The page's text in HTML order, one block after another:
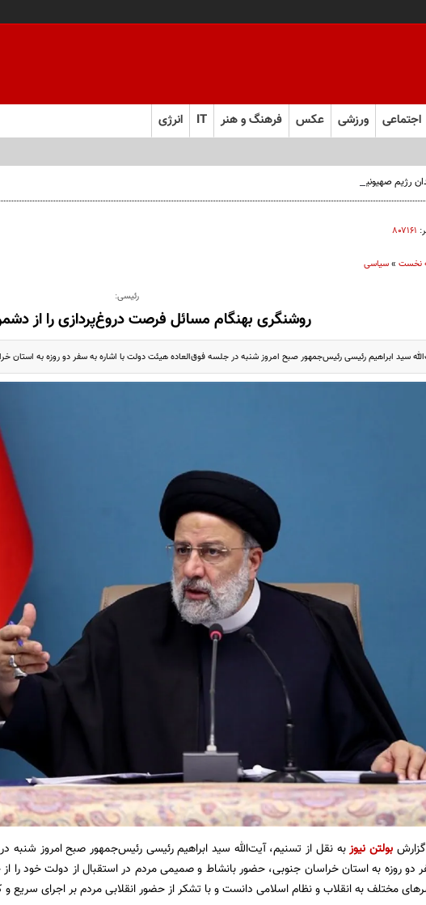
اجتماعی ورزشی عکس فرهنگ و هنر IT انرژی
رژیم صهیونیستی
۸۰۷۱۶۱
نخست»سیاسی
رئیسی:
روشنگری بهنگام مسائل فرصت دروغ‌پردازی را از
سید ابراهیم رئیسی رئیس‌جمهور صبح امروز شنبه در جلسه فوق‌العاده هیئت دولت با اشاره به سفر دو روزه به استان
بولتن نیوزبه نقل از تسنیم، آیت‌الله سید ابراهیم رئیسی رئیس‌جمهور صبح امروز شنبه
دو روزه به استان خراسان جنوبی، حضور بانشاط و صمیمی مردم در استقبال از دولت خود را
مختلف به انقلاب و نظام اسلامی دانست و با تشکر از حضور انقلابی مردم بر اجرای سریع